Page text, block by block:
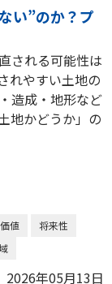
い”のか？プ
される可能性は
れやすい土地の
造成・地形など
地かどうか」の
値
将来性
2026年05月13日